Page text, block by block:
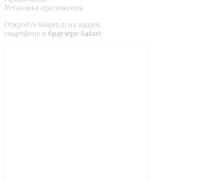
Установка приложения
Откройте kinpet.ru на вашем
смартфоне в браузере Safari